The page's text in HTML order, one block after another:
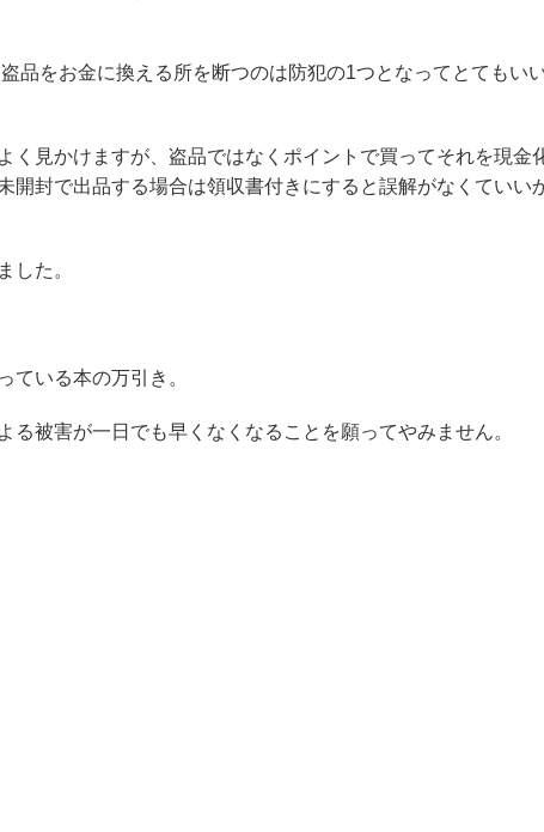
品をお金に換える所を断つのは防犯の1つとなってとてもい
く見かけますが、盗品ではなくポイントで買ってそれを現金
開封で出品する場合は領収書付きにすると誤解がなくていい
した。
ている本の万引き。
被害が一日でも早くなくなることを願ってやみません。